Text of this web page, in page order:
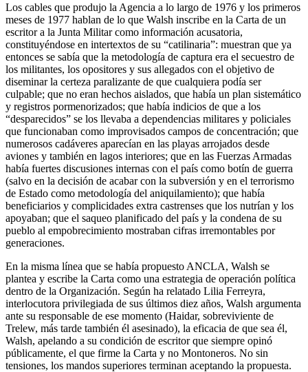
Los cables que produjo la Agencia a lo largo de 1976 y los primeros
meses de 1977 hablan de lo que Walsh inscribe en la Carta de un
escritor a la Junta Militar como información acusatoria,
constituyéndose en intertextos de su “catilinaria”: muestran que ya
entonces se sabía que la metodología de captura era el secuestro de
los militantes, los opositores y sus allegados con el objetivo de
diseminar la certeza paralizante de que cualquiera podía ser
culpable; que no eran hechos aislados, que había un plan sistemático
y registros pormenorizados; que había indicios de que a los
“desparecidos” se los llevaba a dependencias militares y policiales
que funcionaban como improvisados campos de concentración; que
numerosos cadáveres aparecían en las playas arrojados desde
aviones y también en lagos interiores; que en las Fuerzas Armadas
había fuertes discusiones internas con el país como botín de guerra
(salvo en la decisión de acabar con la subversión y en el terrorismo
de Estado como metodología del aniquilamiento); que había
beneficiarios y complicidades extra castrenses que los nutrían y los
apoyaban; que el saqueo planificado del país y la condena de su
pueblo al empobrecimiento mostraban cifras irremontables por
generaciones.
En la misma línea que se había propuesto ANCLA, Walsh se
plantea y escribe la Carta como una estrategia de operación política
dentro de la Organización. Según ha relatado Lilia Ferreyra,
interlocutora privilegiada de sus últimos diez años, Walsh argumenta
ante su responsable de ese momento (Haidar, sobreviviente de
Trelew, más tarde también él asesinado), la eficacia de que sea él,
Walsh, apelando a su condición de escritor que siempre opinó
públicamente, el que firme la Carta y no Montoneros. No sin
tensiones, los mandos superiores terminan aceptando la propuesta.